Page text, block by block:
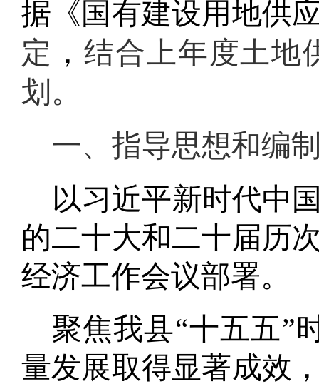
据《国有建设用地供
定 ， 结合 上年度土地
划。
一、 指导思想和编
以习近平新时代中
的二十大和二十届历
经济工作会议部署。
聚焦我县“十五五”
量发展取得显著成效